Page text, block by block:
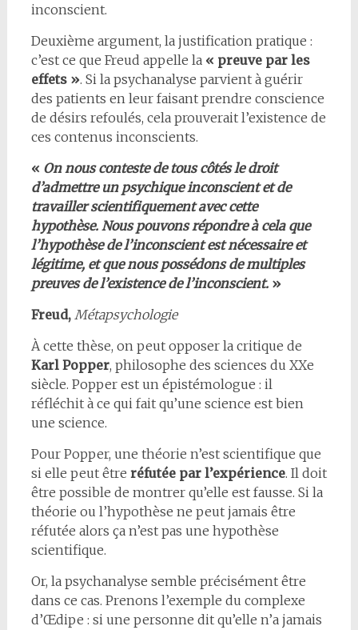
inconscient.
Deuxième argument, la justification pratique :
c’est ce que Freud appelle la « preuve par les
effets ». Si la psychanalyse parvient à guérir
des patients en leur faisant prendre conscience
de désirs refoulés, cela prouverait l’existence de
ces contenus inconscients.
« On nous conteste de tous côtés le droit
d’admettre un psychique inconscient et de
travailler scientifiquement avec cette
hypothèse. Nous pouvons répondre à cela que
l’hypothèse de l’inconscient est nécessaire et
légitime, et que nous possédons de multiples
preuves de l’existence de l’inconscient.»
Freud, Métapsychologie
À cette thèse, on peut opposer la critique de
Karl Popper, philosophe des sciences du XXe
siècle. Popper est un épistémologue : il
réfléchit à ce qui fait qu’une science est bien
une science.
Pour Popper, une théorie n’est scientifique que
si elle peut être réfutée par l’expérience. Il doit
être possible de montrer qu’elle est fausse. Si la
théorie ou l’hypothèse ne peut jamais être
réfutée alors ça n’est pas une hypothèse
scientifique.
Or, la psychanalyse semble précisément être
dans ce cas. Prenons l’exemple du complexe
d’Œdipe : si une personne dit qu’elle n’a jamais